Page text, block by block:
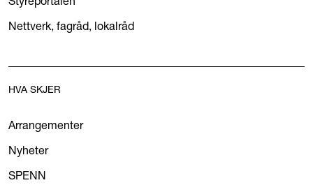
Nettverk, fagråd, lokalråd
HVA SKJER
Arrangementer
Nyheter
SPENN